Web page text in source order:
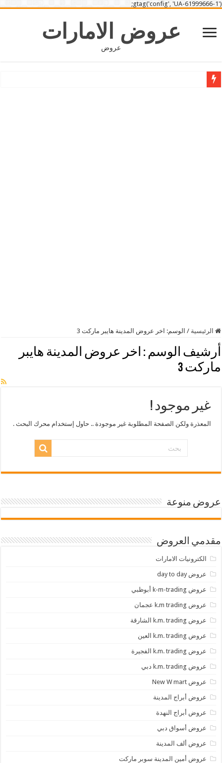
gtag('config', 'UA-61999666-1');
عروض الامارات
عروض
الرئيسية / الوسم: اخر عروض المدينة هايبر ماركت 3
أرشيف الوسم : اخر عروض المدينة هايبر
ماركت 3
غير موجود !
المعذرة ولكن الصفحة المطلوبة غير موجودة .. حاول إستخدام محرك البحث .
عروض منوعة
مقدمي العروض
الكترونيات الامارات
عروض day to day
عروض k-m-trading أبوظبي
عروض k.m trading عجمان
عروض k.m. trading الشارقة
عروض k.m. trading العين
عروض k.m. trading الفجيرة
عروض k.m. trading دبي
عروض New W mart
عروض أبراج المدينة
عروض أبراج النهدة
عروض أسواق دبي
عروض ألف المدينة
عروض أمين المدينة سوبر ماركت